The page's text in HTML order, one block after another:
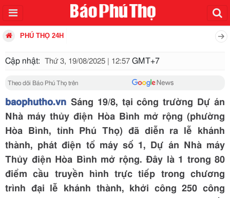
PHÚ THỌ 24H
Cập nhật: Thứ 3, 19/08/2025 | 12:57 GMT+7
Theo dõi Báo Phú Thọ trên
baophutho.vn Sáng 19/8, tại công trường Dự án
Nhà máy thủy điện Hòa Bình mở rộng (phường
Hòa Bình, tỉnh Phú Thọ) đã diễn ra lễ khánh
thành, phát điện tổ máy số 1, Dự án Nhà máy
Thủy điện Hòa Bình mở rộng. Đây là 1 trong 80
điểm cầu truyền hình trực tiếp trong chương
trình đại lễ khánh thành, khởi công 250 công